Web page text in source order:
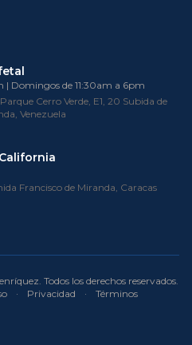
| Domingos de 11:30am a 6pm
Cerro Verde, E1, 20 Subida de
Venezuela
Francisco de Miranda, Caracas
Todos los derechos reservados.
· Privacidad · Términos